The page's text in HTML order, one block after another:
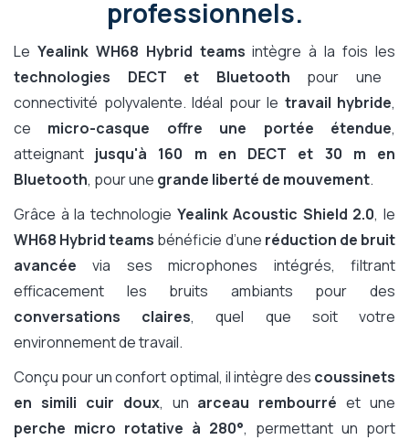
professionnels.
Le Yealink WH68 Hybrid teamsintègre à la fois les
technologies DECT et Bluetooth pour une
connectivité polyvalente. Idéal pour le travail hybride,
ce micro-casque offre une portée étendue,
atteignant jusqu'à 160 m en DECT et 30 m en
Bluetooth, pour une grande liberté de mouvement.
Grâce à la technologie Yealink Acoustic Shield 2.0, le
WH68 Hybrid teams bénéficie d’une réduction de bruit
avancée via ses microphones intégrés, filtrant
efficacement les bruits ambiants pour des
conversations claires, quel que soit votre
environnement de travail.
Conçu pour un confort optimal, il intègre des coussinets
en simili cuir doux, un arceau rembourré et une
perche micro rotative à 280°, permettant un port